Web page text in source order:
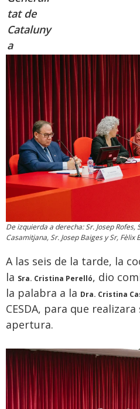
tat de
Cataluny
a
De izquierda a derecha: Sr. Josep
Casamitjana, Sr. Josep Baiges y Sr, Fèlix
A las seis de la tarde, la
la Sra. Cristina Perelló, dio
la palabra a la Dra. Cristina
CESDA, para que realizara
apertura.